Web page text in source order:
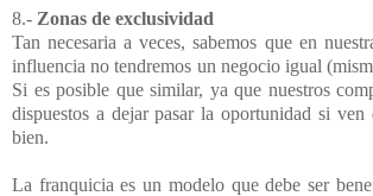
8.- Zonas de exclusividad
Tan necesaria a veces, sabemos que en
influencia no tendremos un negocio igual
Si es posible que similar, ya que nuestros
dispuestos a dejar pasar la oportunidad si ven
bien.
La franquicia es un modelo que debe ser